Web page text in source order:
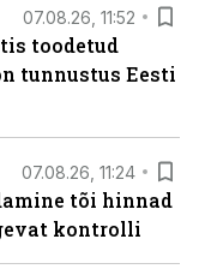
07.08.26, 11:52
toodetud
tunnustus Eesti
07.08.26, 11:24
tõi hinnad
kontrolli